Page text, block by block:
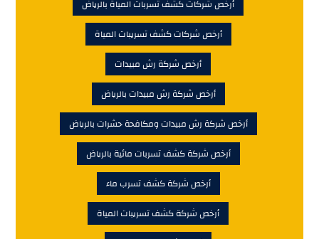
أرخص شركة كشف تسريبات المياة
أرخص شركة نظافة عامة
أرخص شركة نظافة عامة بالرياض
أرخص شركة نقل أثاث المنازل بالرياض
أرخص شركة نقل أثاث بالرياض
أرخص شركة نقل بالرياض
أسعار العزل المائي والحرارى فى الرياض
أسعار خدمه النظافة العامة
أفضل شركات النظافة العامة